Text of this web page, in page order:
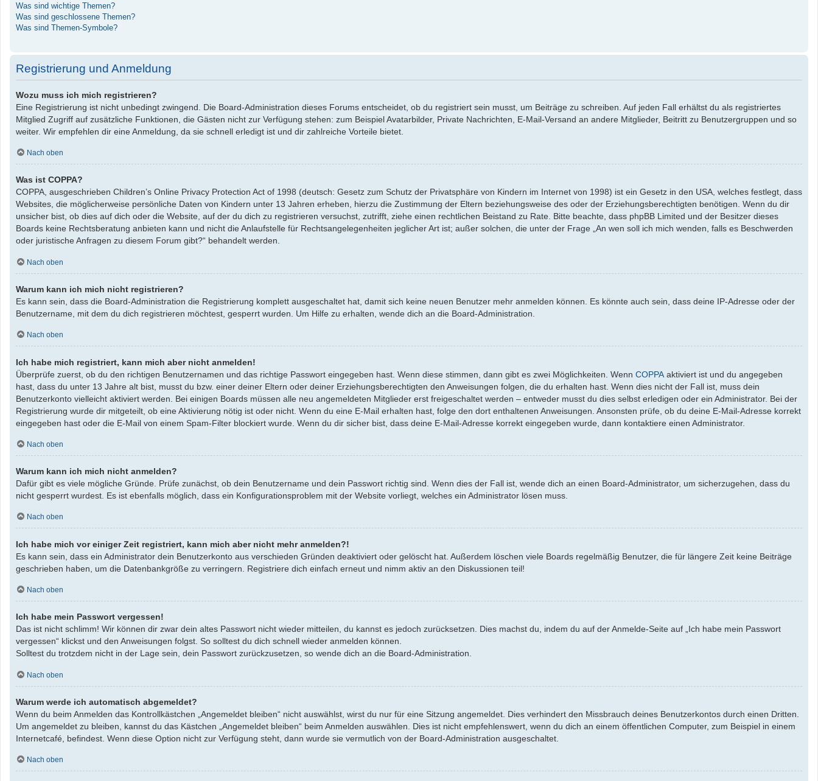
Was sind wichtige Themen?
Was sind geschlossene Themen?
Was sind Themen-Symbole?
Registrierung und Anmeldung
Wozu muss ich mich registrieren?
Eine Registrierung ist nicht unbedingt zwingend. Die Board-Administration dieses Forums entscheidet, ob du registriert sein musst, um Beiträge zu schreiben. Auf jeden Fall erhältst du als registriertes
Mitglied Zugriff auf zusätzliche Funktionen, die Gästen nicht zur Verfügung stehen: zum Beispiel Avatarbilder, Private Nachrichten, E-Mail-Versand an andere Mitglieder, Beitritt zu Benutzergruppen und so
weiter. Wir empfehlen dir eine Anmeldung, da sie schnell erledigt ist und dir zahlreiche Vorteile bietet.
Nach oben
Was ist COPPA?
COPPA, ausgeschrieben Children’s Online Privacy Protection Act of 1998 (deutsch: Gesetz zum Schutz der Privatsphäre von Kindern im Internet von 1998) ist ein Gesetz in den USA, welches festlegt, dass
Websites, die möglicherweise persönliche Daten von Kindern unter 13 Jahren erheben, hierzu die Zustimmung der Eltern beziehungsweise des oder der Erziehungsberechtigten benötigen. Wenn du dir
unsicher bist, ob dies auf dich oder die Website, auf der du dich zu registrieren versuchst, zutrifft, ziehe einen rechtlichen Beistand zu Rate. Bitte beachte, dass phpBB Limited und der Besitzer dieses
Boards keine Rechtsberatung anbieten kann und nicht die Anlaufstelle für Rechtsangelegenheiten jeglicher Art ist; außer solchen, die unter der Frage „An wen soll ich mich wenden, falls es Beschwerden
oder juristische Anfragen zu diesem Forum gibt?“ behandelt werden.
Nach oben
Warum kann ich mich nicht registrieren?
Es kann sein, dass die Board-Administration die Registrierung komplett ausgeschaltet hat, damit sich keine neuen Benutzer mehr anmelden können. Es könnte auch sein, dass deine IP-Adresse oder der
Benutzername, mit dem du dich registrieren möchtest, gesperrt wurden. Um Hilfe zu erhalten, wende dich an die Board-Administration.
Nach oben
Ich habe mich registriert, kann mich aber nicht anmelden!
Überprüfe zuerst, ob du den richtigen Benutzernamen und das richtige Passwort eingegeben hast. Wenn diese stimmen, dann gibt es zwei Möglichkeiten. Wenn COPPA aktiviert ist und du angegeben
hast, dass du unter 13 Jahre alt bist, musst du bzw. einer deiner Eltern oder deiner Erziehungsberechtigten den Anweisungen folgen, die du erhalten hast. Wenn dies nicht der Fall ist, muss dein
Benutzerkonto vielleicht aktiviert werden. Bei einigen Boards müssen alle neu angemeldeten Mitglieder erst freigeschaltet werden – entweder musst du dies selbst erledigen oder ein Administrator. Bei der
Registrierung wurde dir mitgeteilt, ob eine Aktivierung nötig ist oder nicht. Wenn du eine E-Mail erhalten hast, folge den dort enthaltenen Anweisungen. Ansonsten prüfe, ob du deine E-Mail-Adresse korrekt
eingegeben hast oder die E-Mail von einem Spam-Filter blockiert wurde. Wenn du dir sicher bist, dass deine E-Mail-Adresse korrekt eingegeben wurde, dann kontaktiere einen Administrator.
Nach oben
Warum kann ich mich nicht anmelden?
Dafür gibt es viele mögliche Gründe. Prüfe zunächst, ob dein Benutzername und dein Passwort richtig sind. Wenn dies der Fall ist, wende dich an einen Board-Administrator, um sicherzugehen, dass du
nicht gesperrt wurdest. Es ist ebenfalls möglich, dass ein Konfigurationsproblem mit der Website vorliegt, welches ein Administrator lösen muss.
Nach oben
Ich habe mich vor einiger Zeit registriert, kann mich aber nicht mehr anmelden?!
Es kann sein, dass ein Administrator dein Benutzerkonto aus verschieden Gründen deaktiviert oder gelöscht hat. Außerdem löschen viele Boards regelmäßig Benutzer, die für längere Zeit keine Beiträge
geschrieben haben, um die Datenbankgröße zu verringern. Registriere dich einfach erneut und nimm aktiv an den Diskussionen teil!
Nach oben
Ich habe mein Passwort vergessen!
Das ist nicht schlimm! Wir können dir zwar dein altes Passwort nicht wieder mitteilen, du kannst es jedoch zurücksetzen. Dies machst du, indem du auf der Anmelde-Seite auf „Ich habe mein Passwort
vergessen“ klickst und den Anweisungen folgst. So solltest du dich schnell wieder anmelden können.
Solltest du trotzdem nicht in der Lage sein, dein Passwort zurückzusetzen, so wende dich an die Board-Administration.
Nach oben
Warum werde ich automatisch abgemeldet?
Wenn du beim Anmelden das Kontrollkästchen „Angemeldet bleiben“ nicht auswählst, wirst du nur für eine Sitzung angemeldet. Dies verhindert den Missbrauch deines Benutzerkontos durch einen Dritten.
Um angemeldet zu bleiben, kannst du das Kästchen „Angemeldet bleiben“ beim Anmelden auswählen. Dies ist nicht empfehlenswert, wenn du dich an einem öffentlichen Computer, zum Beispiel in einem
Internetcafé, befindest. Wenn diese Option nicht zur Verfügung steht, dann wurde sie vermutlich von der Board-Administration ausgeschaltet.
Nach oben